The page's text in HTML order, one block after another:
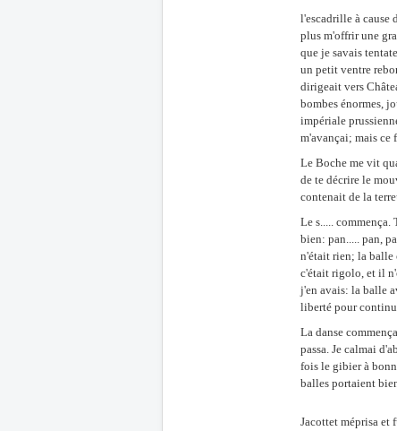
l'escadrille à cause
plus m'offrir une
que je savais
un petit ventre
dirigeait vers
bombes énormes,
impériale
m'avançai; mais
Le Boche me vit
de te décrire le
contenait de la
Le s.....
bien: pan..... pan,
n'était rien; la balle
c'était rigolo, et il
j'en avais: la balle
liberté pour
La danse
passa. Je calmai
fois le gibier à
balles portaient
Jacottet méprisa